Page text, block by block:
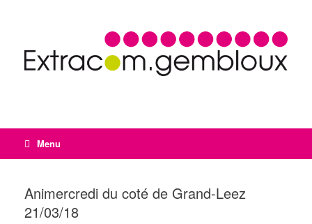
Menu
Animercredi du coté de Grand-Leez
21/03/18